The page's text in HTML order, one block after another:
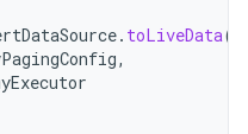
. toLiveData(
,